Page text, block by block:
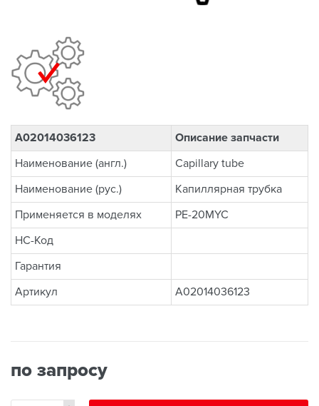
A02014036123
Описание запчасти
Наименование (англ.)
Capillary tube
Наименование (рус.)
Капиллярная трубка
Применяется в моделях
PE-20MYC
НС-Код
Гарантия
Артикул
A02014036123
по запросу